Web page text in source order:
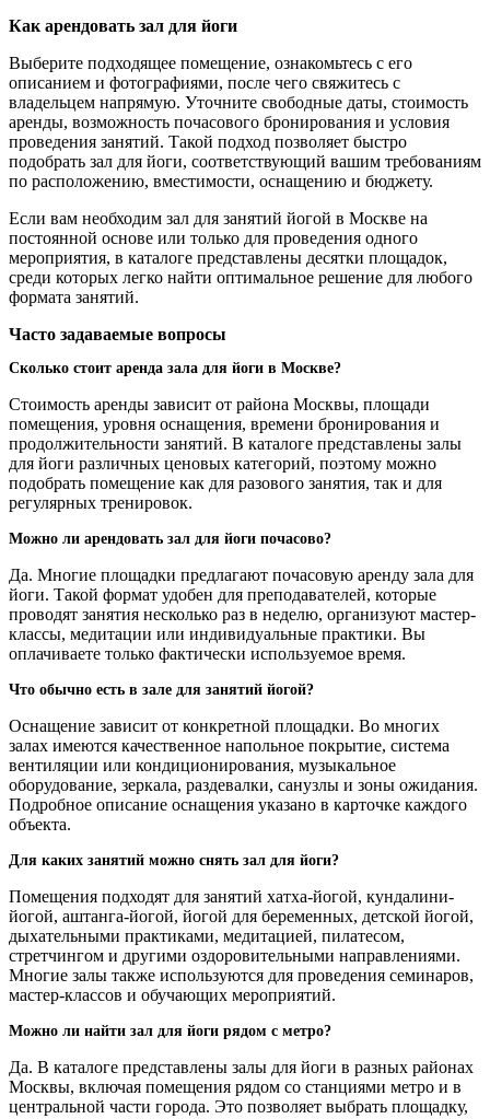
Как арендовать зал для йоги
Выберите подходящее помещение, ознакомьтесь с его
описанием и фотографиями, после чего свяжитесь с
владельцем напрямую. Уточните свободные даты, стоимость
аренды, возможность почасового бронирования и условия
проведения занятий. Такой подход позволяет быстро
подобрать зал для йоги, соответствующий вашим требованиям
по расположению, вместимости, оснащению и бюджету.
Если вам необходим зал для занятий йогой в Москве на
постоянной основе или только для проведения одного
мероприятия, в каталоге представлены десятки площадок,
среди которых легко найти оптимальное решение для любого
формата занятий.
Часто задаваемые вопросы
Сколько стоит аренда зала для йоги в Москве?
Стоимость аренды зависит от района Москвы, площади
помещения, уровня оснащения, времени бронирования и
продолжительности занятий. В каталоге представлены залы
для йоги различных ценовых категорий, поэтому можно
подобрать помещение как для разового занятия, так и для
регулярных тренировок.
Можно ли арендовать зал для йоги почасово?
Да. Многие площадки предлагают почасовую аренду зала для
йоги. Такой формат удобен для преподавателей, которые
проводят занятия несколько раз в неделю, организуют мастер-
классы, медитации или индивидуальные практики. Вы
оплачиваете только фактически используемое время.
Что обычно есть в зале для занятий йогой?
Оснащение зависит от конкретной площадки. Во многих
залах имеются качественное напольное покрытие, система
вентиляции или кондиционирования, музыкальное
оборудование, зеркала, раздевалки, санузлы и зоны ожидания.
Подробное описание оснащения указано в карточке каждого
объекта.
Для каких занятий можно снять зал для йоги?
Помещения подходят для занятий хатха-йогой, кундалини-
йогой, аштанга-йогой, йогой для беременных, детской йогой,
дыхательными практиками, медитацией, пилатесом,
стретчингом и другими оздоровительными направлениями.
Многие залы также используются для проведения семинаров,
мастер-классов и обучающих мероприятий.
Можно ли найти зал для йоги рядом с метро?
Да. В каталоге представлены залы для йоги в разных районах
Москвы, включая помещения рядом со станциями метро и в
центральной части города. Это позволяет выбрать площадку,